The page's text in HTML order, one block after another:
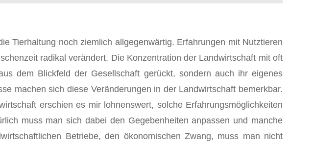
Tierhaltung noch ziemlich allgegenwärtig. Erfahrun­gen mit Nutztieren
radikal verändert. Die Konzentration der Landwirtschaft mit oft
dem Blickfeld der Gesellschaft gerückt, sondern auch ihr eigenes
machen sich diese Veränderungen in der Landwirtschaft bemerkbar.
erschien es mir lohnenswert, solche Erfahrungsmöglichkeiten
muss man sich dabei den Ge­gebenheiten anpassen und manche
Be­triebe, den ökonomischen Zwang, muss man nicht